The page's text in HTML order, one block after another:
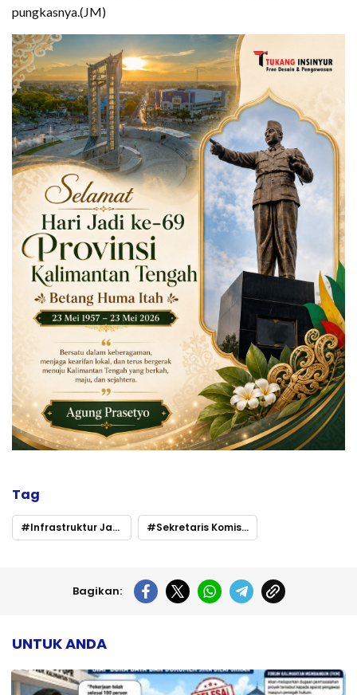
pungkasnya.(JM)
Tag
Infrastruktur Jadi Sorotan Sekretaris Komisi IV DPRD Kalteng Serap Aspirasi Warga Sekonyer
Bagikan:
UNTUK ANDA